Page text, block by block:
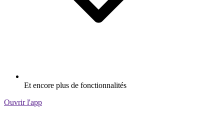
Et encore plus de fonctionnalités
Ouvrir l'app